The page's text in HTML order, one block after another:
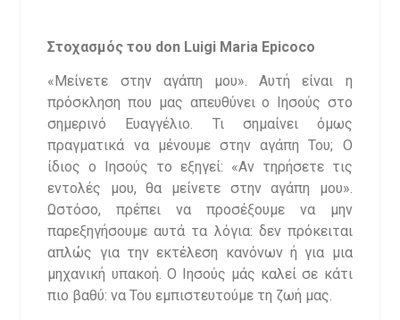
Στοχασμός του don Luigi Maria Epicoco
«Μείνετε στην αγάπη μου». Αυτή είναι η
πρόσκληση που μας απευθύνει ο Ιησούς στο
σημερινό Ευαγγέλιο. Τι σημαίνει όμως
πραγματικά να μένουμε στην αγάπη Του; Ο
ίδιος ο Ιησούς το εξηγεί: «Αν τηρήσετε τις
εντολές μου, θα μείνετε στην αγάπη μου».
Ωστόσο, πρέπει να προσέξουμε να μην
παρεξηγήσουμε αυτά τα λόγια: δεν πρόκειται
απλώς για την εκτέλεση κανόνων ή για μια
μηχανική υπακοή. Ο Ιησούς μάς καλεί σε κάτι
πιο βαθύ: να Του εμπιστευτούμε τη ζωή μας.